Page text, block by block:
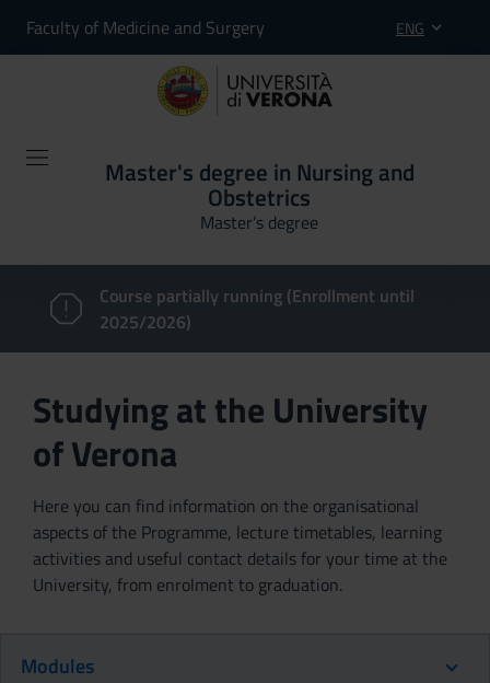
Faculty of Medicine and Surgery ENG
Master's degree in Nursing and
Obstetrics
Master’s degree
Course partially running (Enrollment until
2025/2026)
Studying at the University
of Verona
Here you can find information on the organisational
aspects of the Programme, lecture timetables, learning
activities and useful contact details for your time at the
University, from enrolment to graduation.
Modules